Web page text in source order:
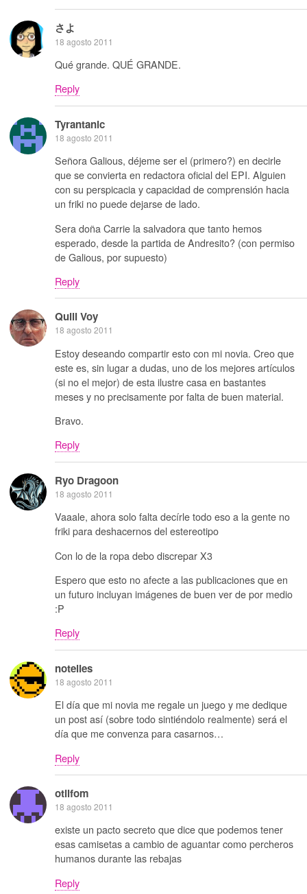
さよ
18 agosto 2011
Qué grande. QUÉ GRANDE.
Reply
Tyrantanic
18 agosto 2011
Señora Galious, déjeme ser el (primero?) en decirle
que se convierta en redactora oficial del EPI. Alguien
con su perspicacia y capacidad de comprensión hacia
un friki no puede dejarse de lado.
Sera doña Carrie la salvadora que tanto hemos
esperado, desde la partida de Andresito? (con permiso
de Galious, por supuesto)
Reply
Quill Voy
18 agosto 2011
Estoy deseando compartir esto con mi novia. Creo que
este es, sin lugar a dudas, uno de los mejores artículos
(si no el mejor) de esta ilustre casa en bastantes
meses y no precisamente por falta de buen material.
Bravo.
Reply
Ryo Dragoon
18 agosto 2011
Vaaale, ahora solo falta decírle todo eso a la gente no
friki para deshacernos del estereotipo
Con lo de la ropa debo discrepar X3
Espero que esto no afecte a las publicaciones que en
un futuro incluyan imágenes de buen ver de por medio
:P
Reply
notelies
18 agosto 2011
El día que mi novia me regale un juego y me dedique
un post así (sobre todo sintiéndolo realmente) será el
día que me convenza para casarnos…
Reply
otilfom
18 agosto 2011
existe un pacto secreto que dice que podemos tener
esas camisetas a cambio de aguantar como percheros
humanos durante las rebajas
Reply